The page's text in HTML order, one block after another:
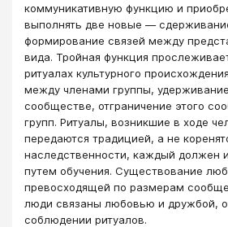
коммуникативную функцию и
выполнять две новые —
формирование связей между
вида. Тройная функция
ритуалах культурного
между членами группы,
сообществе, отграничение этого
групп. Ритуалы, возникшие в ходе
передаются традицией, а не
наследственности, каждый должен
путем обучения. Существование
превосходящей по размерам
люди связаны любовью и дружбой,
соблюдении ритуалов.